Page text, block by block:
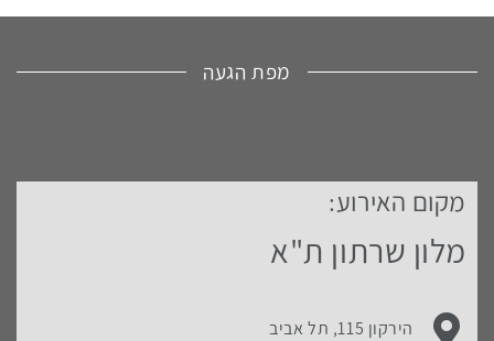
מפת הגעה
מקום האירוע:
מלון שרתון ת"א
הירקון 115, תל אביב
גוגל
האירוע.